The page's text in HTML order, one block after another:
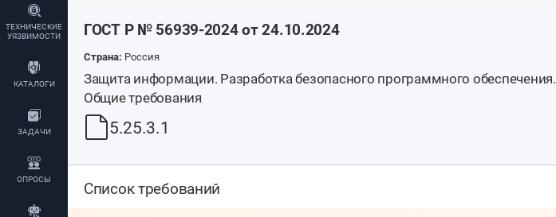
ТЕХНИЧЕСКИЕ
УЯЗВИМОСТИ
КАТАЛОГИ
ЗАДАЧИ
ОПРОСЫ
ГОСТ Р № 56939-2024 от 24.10.2024
Страна: Россия
Защита информации. Разработка безопасного программного обеспечения.
Общие требования
5.25.3.1
Список требований